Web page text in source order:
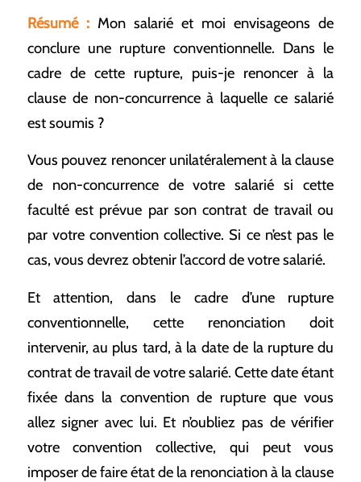
Résumé :Mon salarié et moi envisageons de
conclure une rupture conventionnelle. Dans le
cadre de cette rupture, puis-je renoncer à la
clause de non-concurrence à laquelle ce salarié
est soumis ?
Vous pouvez renoncer unilatéralement à la clause
de non-concurrence de votre salarié si cette
faculté est prévue par son contrat de travail ou
par votre convention collective. Si ce n’est pas le
cas, vous devrez obtenir l’accord de votre salarié.
Et attention, dans le cadre d’une rupture
conventionnelle, cette renonciation doit
intervenir, au plus tard, à la date de la rupture du
contrat de travail de votre salarié. Cette date étant
fixée dans la convention de rupture que vous
allez signer avec lui. Et n’oubliez pas de vérifier
votre convention collective, qui peut vous
imposer de faire état de la renonciation à la clause